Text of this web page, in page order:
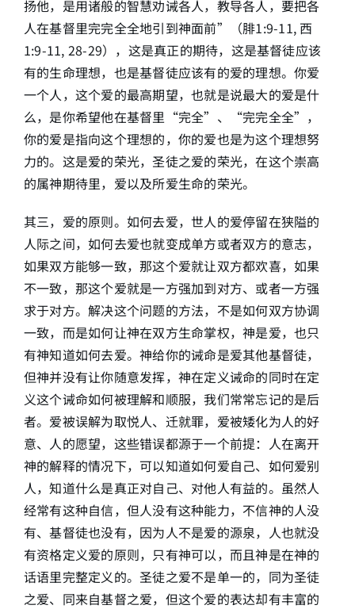
扬他，是用诸般的智慧劝诫各人，教导各人，要把各
人在基督里完完全全地引到神面前”（腓1:9-11, 西
1:9-11, 28-29），这是真正的期待，这是基督徒应该
有的生命理想，也是基督徒应该有的爱的理想。你爱
一个人，这个爱的最高期望，也就是说最大的爱是什
么，是你希望他在基督里“完全”、“完完全全”，
你的爱是指向这个理想的，你的爱也是为这个理想努
力的。这是爱的荣光，圣徒之爱的荣光，在这个崇高
的属神期待里，爱以及所爱生命的荣光。
其三，爱的原则。如何去爱，世人的爱停留在狭隘的
人际之间，如何去爱也就变成单方或者双方的意志，
如果双方能够一致，那这个爱就让双方都欢喜，如果
不一致，那这个爱就是一方强加到对方、或者一方强
求于对方。解决这个问题的方法，不是如何双方协调
一致，而是如何让神在双方生命掌权，神是爱，也只
有神知道如何去爱。神给你的诫命是爱其他基督徒，
但神并没有让你随意发挥，神在定义诫命的同时在定
义这个诫命如何被理解和顺服，我们常常忘记的是后
者。爱被误解为取悦人、迁就罪，爱被矮化为人的好
意、人的愿望，这些错误都源于一个前提：人在离开
神的解释的情况下，可以知道如何爱自己、如何爱别
人，知道什么是真正对自己、对他人有益的。虽然人
经常有这种自信，但人没有这种能力，不信神的人没
有、基督徒也没有，因为人不是爱的源泉，人也就没
有资格定义爱的原则，只有神可以，而且神是在神的
话语里完整定义的。圣徒之爱不是单一的，同为圣徒
之爱、同来自基督之爱，但这个爱的表达却有丰富的